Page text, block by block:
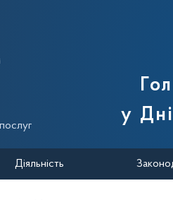
Державної
у
Діяльність